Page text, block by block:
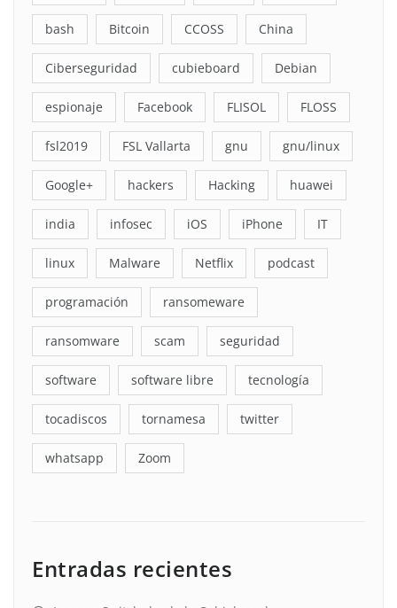
bash Bitcoin CCOSS China
Ciberseguridad cubieboard Debian
espionaje Facebook FLISOL FLOSS
fsl2019 FSL Vallarta gnu gnu/linux
Google+ hackers Hacking huawei
india infosec iOS iPhone IT
linux Malware Netflix podcast
programación ransomeware
ransomware scam seguridad
software software libre tecnología
tocadiscos tornamesa twitter
whatsapp Zoom
Entradas recientes